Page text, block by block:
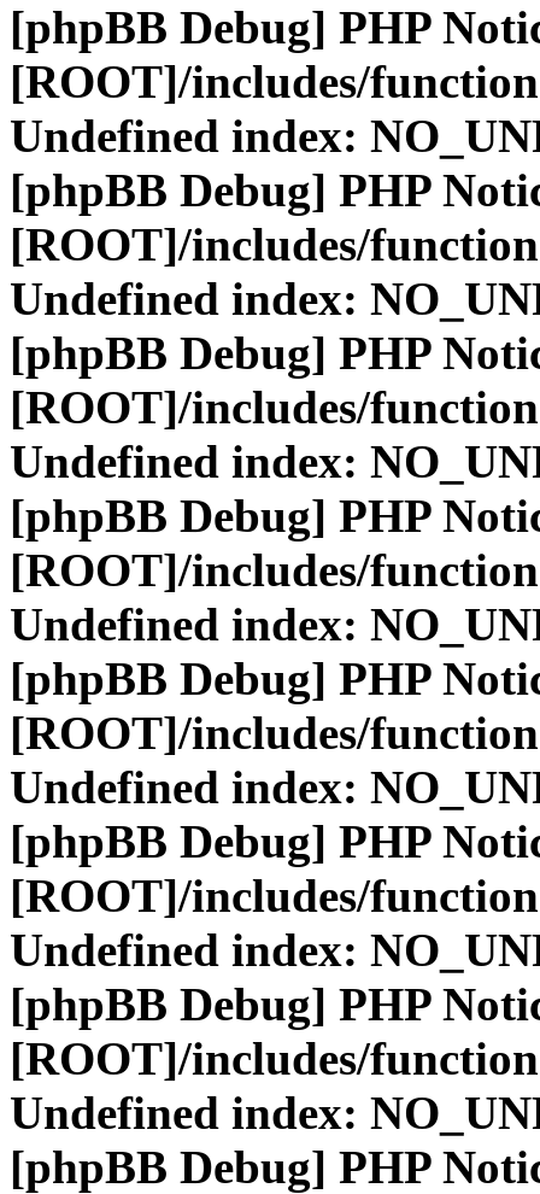
[phpBB Debug] PHP
[ROOT]/includes/
Undefined index:
[phpBB Debug] PHP
[ROOT]/includes/
Undefined index:
[phpBB Debug] PHP
[ROOT]/includes/
Undefined index:
[phpBB Debug] PHP
[ROOT]/includes/
Undefined index:
[phpBB Debug] PHP
[ROOT]/includes/
Undefined index:
[phpBB Debug] PHP
[ROOT]/includes/
Undefined index:
[phpBB Debug] PHP
[ROOT]/includes/
Undefined index:
[phpBB Debug] PHP